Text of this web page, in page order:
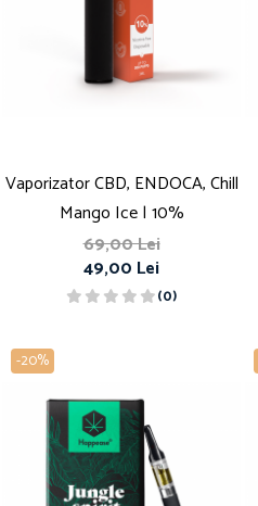
Vaporizator CBD, ENDOCA, Chill
Mango Ice | 10%
69,00 Lei
49,00 Lei
(0)
-20%